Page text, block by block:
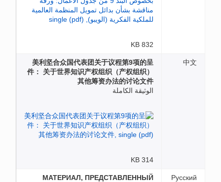
832 KB
中文
美利坚合众国代表团关于议程第9项的呈
件： 关于世界知识产权组织（产权组织）
其他筹资办法的讨论文件
الوثيقة الكاملة
314 KB
Русский
МАТЕРИАЛ, ПРЕДСТАВЛЕННЫЙ